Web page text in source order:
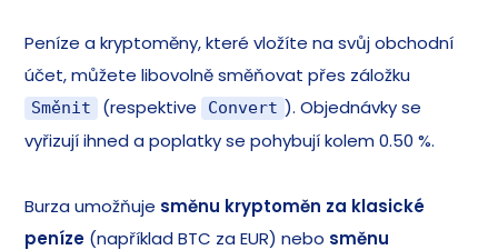
Peníze a kryptoměny, které vložíte na svůj obchodní
účet, můžete libovolně směňovat přes záložku
Směnit (respektive Convert ). Objednávky se
vyřizují ihned a poplatky se pohybují kolem 0.50 %.
Burza umožňuje směnu kryptoměn za klasické
peníze (například BTC za EUR) nebo směnu